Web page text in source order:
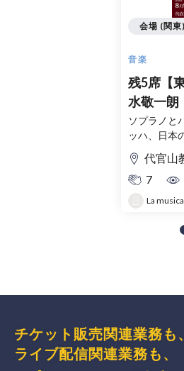
音楽
残5席【
水敬一
ソプラノと
ッハ、日本
代官山
7
La
会場 (関東)
チケット販売関連業務も、
ライブ配信関連業務も、